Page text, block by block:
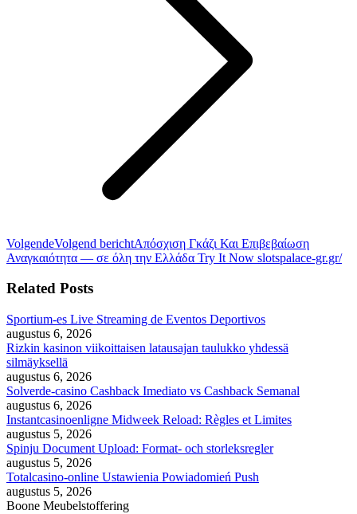
VolgendeVolgend berichtΑπόσχιση Γκάζι Και Επιβεβαίωση
Αναγκαιότητα — σε όλη την Ελλάδα Try It Now slotspalace-gr.gr/
Related Posts
Sportium-es Live Streaming de Eventos Deportivos
augustus 6, 2026
Rizkin kasinon viikoittaisen latausajan taulukko yhdessä
silmäyksellä
augustus 6, 2026
Solverde-casino Cashback Imediato vs Cashback Semanal
augustus 6, 2026
Instantcasinoenligne Midweek Reload: Règles et Limites
augustus 5, 2026
Spinju Document Upload: Format- och storleksregler
augustus 5, 2026
Totalcasino-online Ustawienia Powiadomień Push
augustus 5, 2026
Boone Meubelstoffering